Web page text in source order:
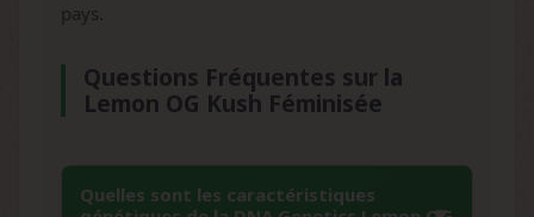
pays.
Questions Fréquentes sur la
Lemon OG Kush Féminisée
Quelles sont les caractéristiques